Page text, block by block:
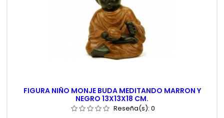
FIGURA NIÑO MONJE BUDA MEDITANDO MARRON Y
NEGRO 13X13X18 CM.
Reseña(s): 0